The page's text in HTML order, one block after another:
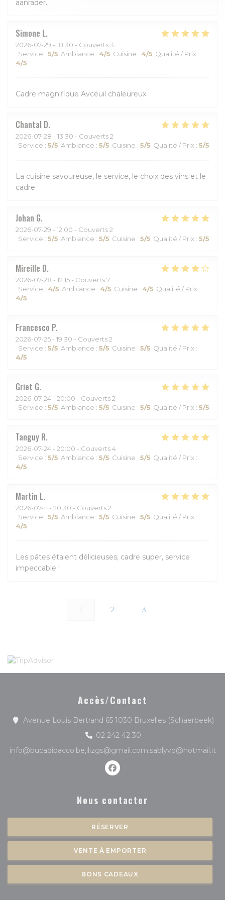
aanrader.
Simone L
2026-07-29 - 18:30 - Couverts 3
Service : 5/5 Ambiance : 4/5 Cuisine : 4/5 Qualité / Prix :
4/5
Cadre magnifique Avceuil chaleureux
Chantal D
2026-07-28 - 13:30 - Couverts 2
Service : 5/5 Ambiance : 5/5 Cuisine : 5/5 Qualité / Prix : 5/5
La cuisine savoureuse, le service, le choix des vins et le
cadre
Johan G
2026-07-29 - 12:00 - Couverts 2
Service : 5/5 Ambiance : 5/5 Cuisine : 5/5 Qualité / Prix : 5/5
Mireille D
2026-07-28 - 12:15 - Couverts 7
Service : 4/5 Ambiance : 4/5 Cuisine : 4/5 Qualité / Prix :
4/5
Francesco P
2026-07-25 - 19:30 - Couverts 2
Service : 5/5 Ambiance : 5/5 Cuisine : 5/5 Qualité / Prix :
4/5
Griet G
2026-07-24 - 20:00 - Couverts 2
Service : 5/5 Ambiance : 5/5 Cuisine : 5/5 Qualité / Prix : 5/5
Tanguy R
2026-07-24 - 20:00 - Couverts 4
Service : 5/5 Ambiance : 5/5 Cuisine : 5/5 Qualité / Prix :
4/5
Martin L
2026-07-11 - 20:30 - Couverts 2
Service : 5/5 Ambiance : 5/5 Cuisine : 5/5 Qualité / Prix :
4/5
Les pâtes étaient délicieuses, cadre super, service
impeccable !
1 2 3
Accès/Contact
Avenue Louis Bertrand 65 1030 Bruxelles (Schaerbeek)
02 242 42 30
info@bucadibacco.be,ilizgs@gmail.com,sablyvo@hotmail.it
Facebook ((ouvre une
Nous contacter
RÉSERVER
VENTE À EMPORTER
BONS CADEAUX